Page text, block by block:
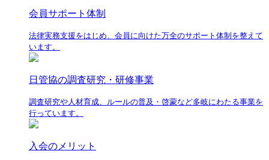
会員サポート体制
法律実務支援をはじめ、会員に向けた万全のサポート体制を整えて
います。
日管協の調査研究・研修事業
調査研究や人材育成、ルールの普及・啓蒙など多岐にわたる事業を
行っています。
入会のメリット